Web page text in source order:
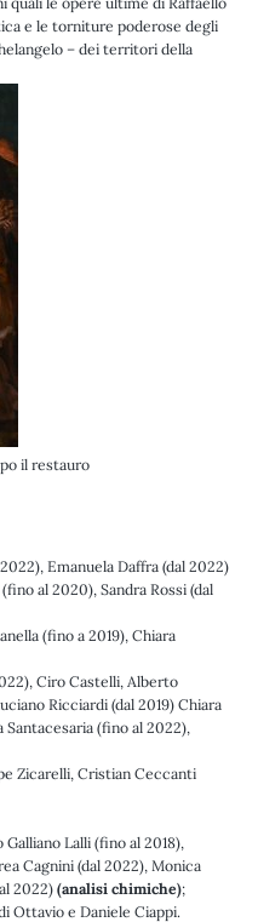
e le torniture poderose degli
– dei territori della
il restauro
Emanuela Daffra (dal 2022)
al 2020), Sandra Rossi (dal
(fino a 2019), Chiara
Ciro Castelli, Alberto
Ricciardi (dal 2019) Chiara
Santacesaria (fino al 2022),
Zicarelli, Cristian Ceccanti
Lalli (fino al 2018),
Cagnini (dal 2022), Monica
2022)(analisi chimiche);
Ottavio e Daniele Ciappi.